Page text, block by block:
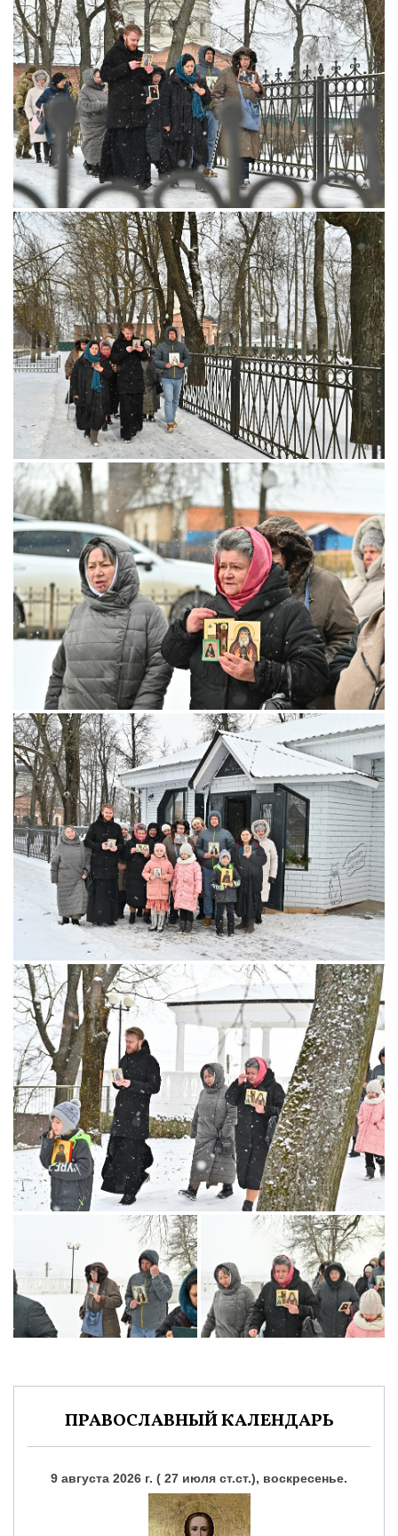
ПРАВОСЛАВНЫЙ КАЛЕНДАРЬ
9 августа 2026 г. ( 27 июля ст.ст.), воскресенье.